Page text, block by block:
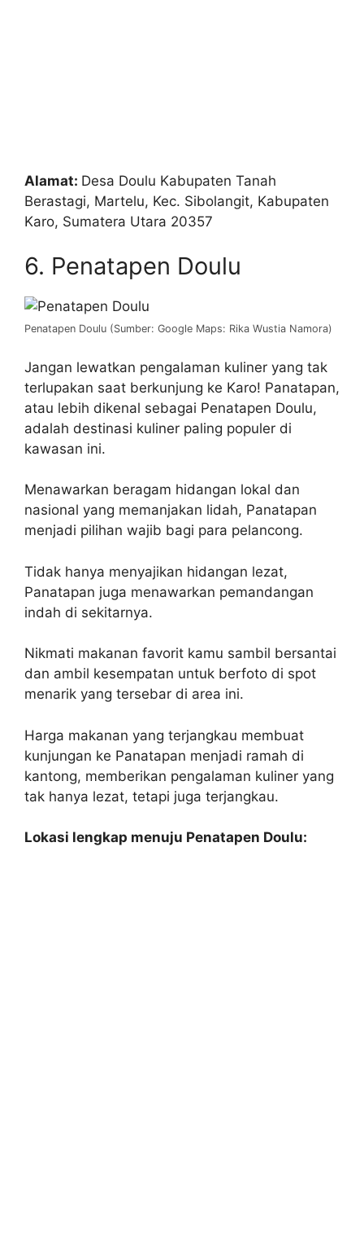
Alamat: Desa Doulu Kabupaten Tanah
Berastagi, Martelu, Kec. Sibolangit, Kabupaten
Karo, Sumatera Utara 20357
6. Penatapen Doulu
Penatapen Doulu (Sumber: Google Maps: Rika Wustia Namora)
Jangan lewatkan pengalaman kuliner yang tak
terlupakan saat berkunjung ke Karo! Panatapan,
atau lebih dikenal sebagai Penatapen Doulu,
adalah destinasi kuliner paling populer di
kawasan ini.
Menawarkan beragam hidangan lokal dan
nasional yang memanjakan lidah, Panatapan
menjadi pilihan wajib bagi para pelancong.
Tidak hanya menyajikan hidangan lezat,
Panatapan juga menawarkan pemandangan
indah di sekitarnya.
Nikmati makanan favorit kamu sambil bersantai
dan ambil kesempatan untuk berfoto di spot
menarik yang tersebar di area ini.
Harga makanan yang terjangkau membuat
kunjungan ke Panatapan menjadi ramah di
kantong, memberikan pengalaman kuliner yang
tak hanya lezat, tetapi juga terjangkau.
Lokasi lengkap menuju Penatapen Doulu: